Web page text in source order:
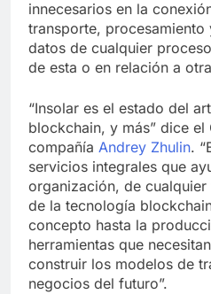
innecesarios en la
transporte,
datos de cualquier
de esta o en relación a
“Insolar es el estado del
blockchain, y más” dice el
compañía Andrey Zhulin.
servicios integrales que
organización, de
de la tecnología
concepto hasta la
herramientas que
construir los modelos de
negocios del futuro”.